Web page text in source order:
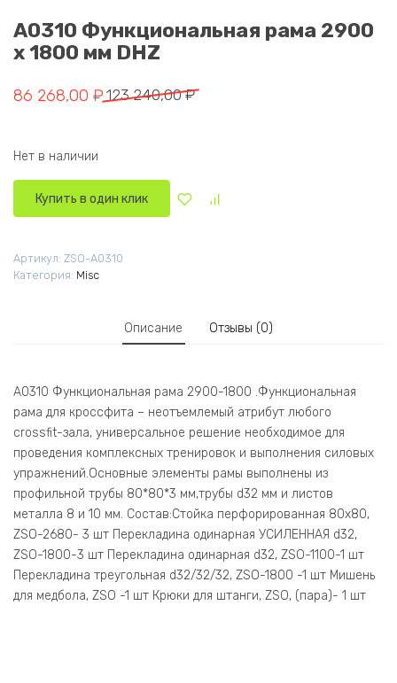
A0310 Функциональная рама 2900
x 1800 мм DHZ
123 240,00₽
Первоначальная цена составляла 123 240,00 ₽.
86 268,00 ₽
Текущая цена: 86 268,00 ₽.
Нет в наличии
Купить в один клик
Артикул: ZSO-A0310
Категория: Misc
Описание Отзывы (0)
А0310 Функциональная рама 2900-1800 .Функциональная
рама для кроссфита – неотъемлемый атрибут любого
crossfit-зала, универсальное решение необходимое для
проведения комплексных тренировок и выполнения силовых
упражнений.Основные элементы рамы выполнены из
профильной трубы 80*80*3 мм,трубы d32 мм и листов
металла 8 и 10 мм. Состав:Стойка перфорированная 80х80,
ZSO-2680- 3 шт Перекладина одинарная УСИЛЕННАЯ d32,
ZSO-1800-3 шт Перекладина одинарная d32, ZSO-1100-1 шт
Перекладина треугольная d32/32/32, ZSO-1800 -1 шт Мишень
для медбола, ZSO -1 шт Крюки для штанги, ZSO, (пара)- 1 шт